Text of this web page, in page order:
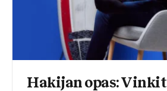
Hakijan opas: Vinkit